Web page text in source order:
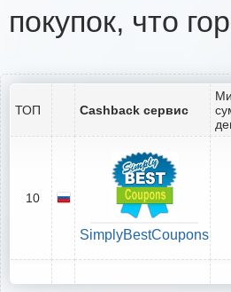
покупок, что
ТОП Cashback сервис
10
SimplyBestCoupons